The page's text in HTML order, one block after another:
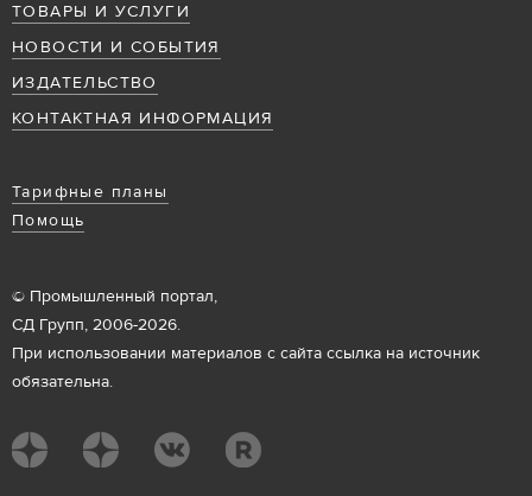
ТОВАРЫ И УСЛУГИ
НОВОСТИ И СОБЫТИЯ
ИЗДАТЕЛЬСТВО
КОНТАКТНАЯ ИНФОРМАЦИЯ
Тарифные планы
Помощь
© Промышленный портал,
СД Групп, 2006-2026.
При использовании материалов с сайта ссылка на источник
обязательна.